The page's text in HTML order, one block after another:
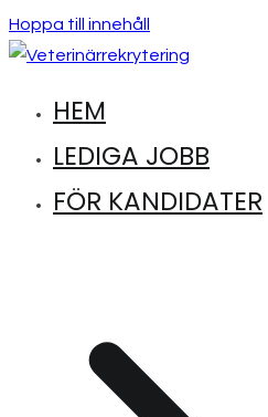
Hoppa till innehåll
Hitta lediga jobb inom
HEM
LEDIGA JOBB
FÖR KANDIDATER